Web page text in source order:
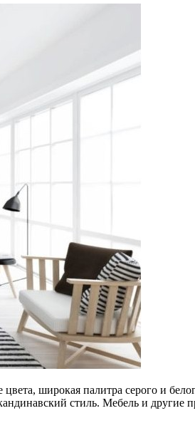
широкая палитра серого и
стиль. Мебель и